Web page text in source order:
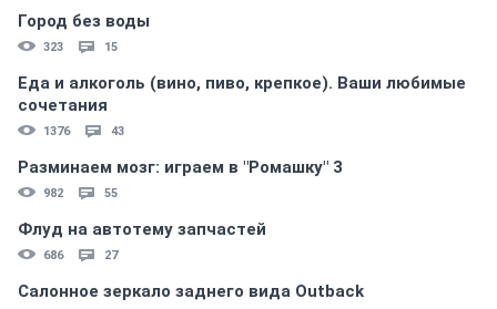
Город без воды
323 15
Еда и алкоголь (вино, пиво, крепкое). Ваши любимые
сочетания
1376 43
Разминаем мозг: играем в "Ромашку" 3
982 55
Флуд на автотему запчастей
686 27
Салонное зеркало заднего вида Outback